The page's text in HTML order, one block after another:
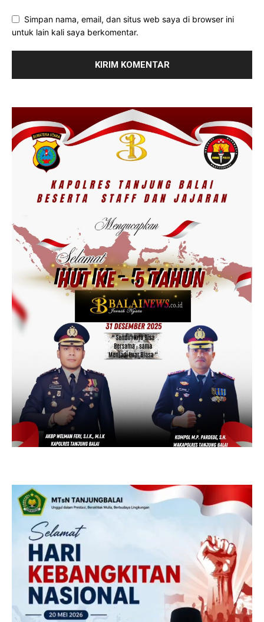
Simpan nama, email, dan situs web saya di browser ini
untuk lain kali saya berkomentar.